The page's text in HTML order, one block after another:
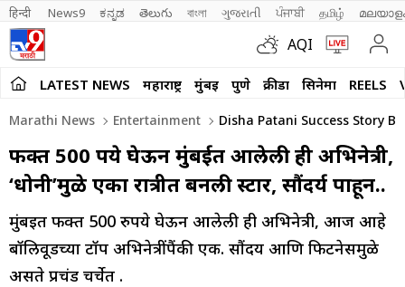
हिन्दी News9 ಕನ್ನಡ తెలుగు বাংলা ગુજરાતી ਪੰਜਾਬੀ தமிழ்
AQI
LATEST NEWS महाराष्ट्र मुंबई पुणे क्रीडा सिनेमा REELS
Marathi News Entertainment Disha Patani Success Story
फक्त 500 रुपये घेऊन मुंबईत आलेली ही अभिनेत्री,
‘धोनी’मुळे एका रात्रीत बनली स्टार, सौंदर्य पाहून..
मुंबईत फक्त 500 रुपये घेऊन आलेली ही अभिनेत्री, आज आहे
बॉलिवूडच्या टॉप अभिनेत्रींपैंकी एक. सौंदर्य आणि फिटनेसमुळे
असते प्रचंड चर्चेत .